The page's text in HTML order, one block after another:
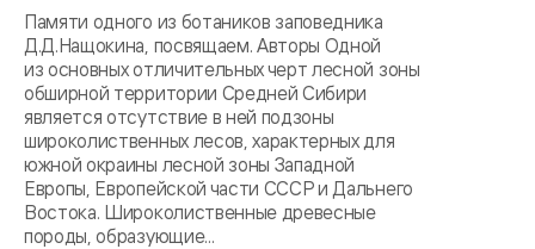
Памяти одного из ботаников заповедника
Д.Д.Нащокина, посвящаем. Авторы Одной
из основных отличительных черт лесной зоны
обширной территории Средней Сибири
является отсутствие в ней подзоны
широколиственных лесов, характерных для
южной окраины лесной зоны Западной
Европы, Европейской части СССР и Дальнего
Востока. Широколиственные древесные
породы, образующие...